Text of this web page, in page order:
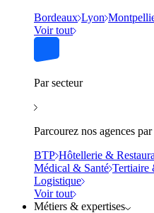
Bordeaux Lyon
Voir tout
Par secteur
Parcourez nos agences
BTP Hôtellerie &
Médical & Santé Tertiaire
Logistique
Voir tout
Métiers & expertises